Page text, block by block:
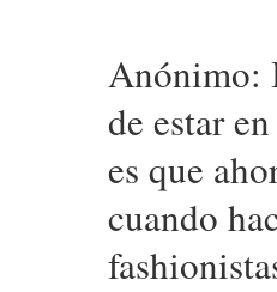
Anónimo:
de estar
es que
cuando